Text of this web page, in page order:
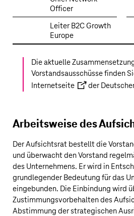
Officer
Leiter B2C Growth
Europe
Die aktuelle
Vorstandsausschüsse finden
Internetseite
der
Arbeitsweise des
Der Aufsichtsrat bestellt die
und überwacht den Vorstand
des Unternehmens. Er wird in
grundlegender Bedeutung für das
eingebunden. Die Einbindung wird
Zustimmungsvorbehalten des
Abstimmung der strategischen